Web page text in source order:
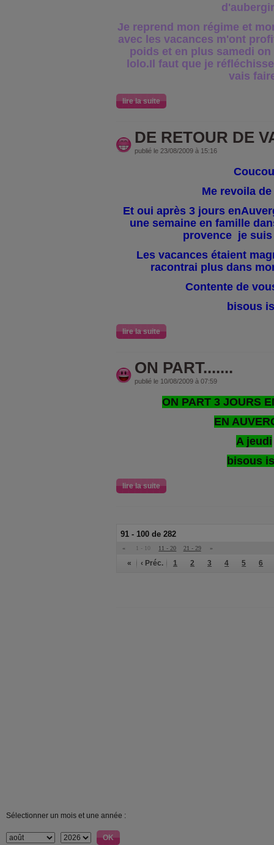
Je reprend mon régime et
avec les vacances m'ont
poids et en plus samedi on
lolo.Il faut que je
vais
lire la suite
DE RETOUR DE
publié le 23/08/2009 à 15:16
Coucou
Me revoila
Et oui après 3 jours
une semaine en famille
provence je suis
Les vacances étaient
racontrai plus dans
Contente de
bisous
lire la suite
ON PART.......
publié le 10/08/2009 à 07:59
ON PART 3 JOURS
EN
A jeudi
bisous
lire la suite
91 - 100 de 282
« 1 - 10 11 - 20 21 - 29 »
« ‹ Préc. 1 2 3 4 5 6
Sélectionner un mois et une année :